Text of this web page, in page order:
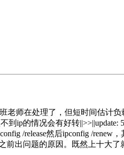
老师在处理了，但短时间估计
到ip的情况会有好转
/release然后ipconfig /renew
前出问题的原因。既然上十大